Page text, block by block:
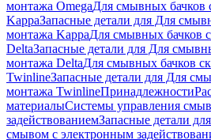
монтажа OmegaДля смывных бачков
KappaЗапасные детали для Для
монтажа KappaДля смывных бачков
DeltaЗапасные детали для Для
монтажа DeltaДля смывных бачков
TwinlineЗапасные детали для Для
монтажа TwinlineПринадлежности
материалыСистемы управления
задействованиемЗапасные детали
смывом с электронным